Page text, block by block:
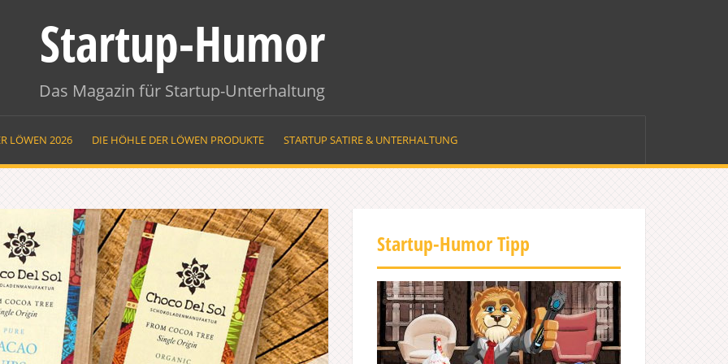
Startup-Humor
Das Magazin für Startup-Unterhaltung
LÖWEN 2026 DIE HÖHLE DER LÖWEN PRODUKTE STARTUP SATIRE & UNTERHALTUNG
Startup-Humor Tipp